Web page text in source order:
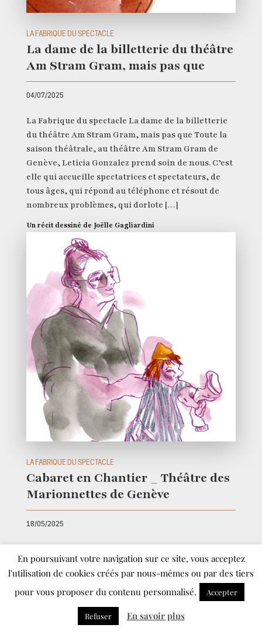
LA FABRIQUE DU SPECTACLE
La dame de la billetterie du théâtre
Am Stram Gram, mais pas que
04/07/2025
La Fabrique du spectacle La dame de la billetterie
du théâtre Am Stram Gram, mais pas que Toute la
saison théâtrale, au théâtre Am Stram Gram de
Genève, Leticia Gonzalez prend soin de nous. C’est
elle qui accueille spectatrices et spectateurs, de
tous âges, qui répond au téléphone et résout de
nombreux problèmes, qui dorlote […]
Un récit dessiné de Joëlle Gagliardini
LA FABRIQUE DU SPECTACLE
Cabaret en Chantier _ Théâtre des
Marionnettes de Genève
18/05/2025
Théâtre des Marionnettes de Genève Un récit
dessiné de Joëlle Gagliardini Cette maison étrange
et fascinante n’est nulle autre que le Cabaret en
chantier, événement théâtral consacré à la forme
courte et à l’émergence de nouvelles approches
En poursuivant votre navigation sur ce site, vous acceptez
l'utilisation de cookies créés par nous-mêmes ou par des tiers
pour vous proposer du contenu personnalisé.
Accepter
Refuser En savoir plus